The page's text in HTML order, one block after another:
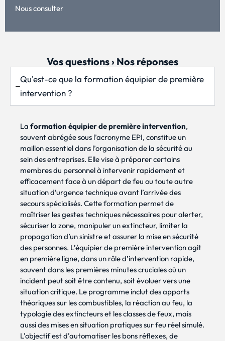
Nous consulter
Vos questions › Nos réponses
Qu'est-ce que la formation équipier de première
intervention ?
La formation équipier de première intervention,
souvent abrégée sous l’acronyme EPI, constitue un
maillon essentiel dans l’organisation de la sécurité au
sein des entreprises. Elle vise à préparer certains
membres du personnel à intervenir rapidement et
efficacement face à un départ de feu ou toute autre
situation d’urgence technique avant l’arrivée des
secours spécialisés. Cette formation permet de
maîtriser les gestes techniques nécessaires pour alerter,
sécuriser la zone, manipuler un extincteur, limiter la
propagation d’un sinistre et assurer la mise en sécurité
des personnes. L’équipier de première intervention agit
en première ligne, dans un rôle d’intervention rapide,
souvent dans les premières minutes cruciales où un
incident peut soit être contenu, soit évoluer vers une
situation critique. Le programme inclut des apports
théoriques sur les combustibles, la réaction au feu, la
typologie des extincteurs et les classes de feux, mais
aussi des mises en situation pratiques sur feu réel simulé.
L’objectif est d’automatiser les bons réflexes, de